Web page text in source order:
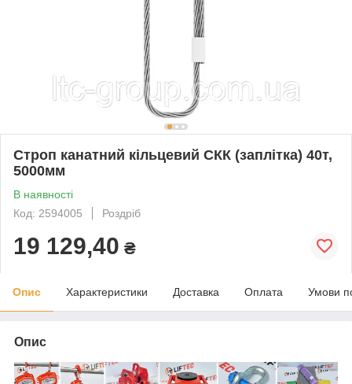
Строп канатний кільцевий СКК (заплітка) 40т,
5000мм
В наявності
Код: 2594005
Роздріб
19 129,40 ₴
Опис Характеристики Доставка Оплата Умови
Опис